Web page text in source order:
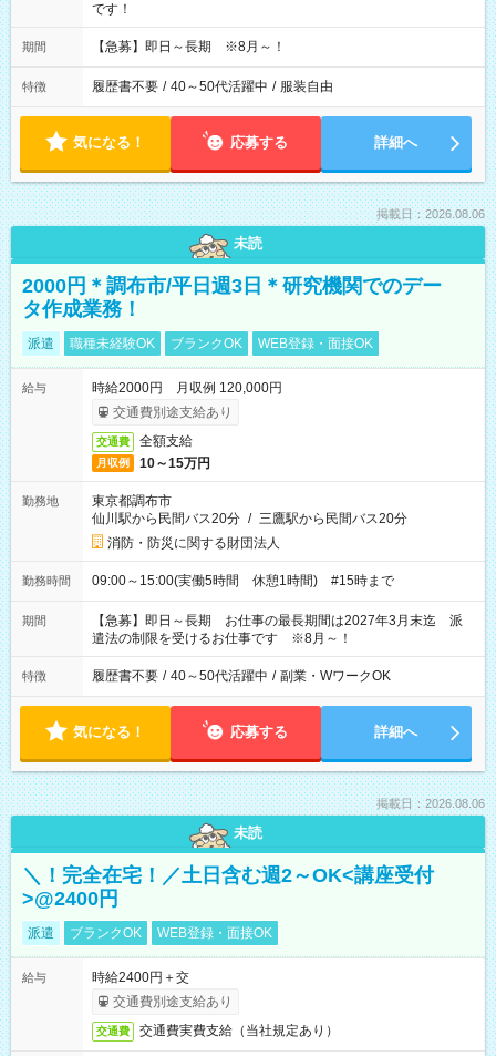
です！
期間 【急募】即日～長期 ※8月～！
特徴 履歴書不要 / 40～50代活躍中 / 服装自由
気になる！ 応募する 詳細へ
掲載日：2026.08.06
未読
2000円＊調布市/平日週3日＊研究機関でのデー
タ作成業務！
派遣 職種未経験OK ブランクOK WEB登録・面接OK
給与
時給2000円 月収例 120,000円
交通費別途支給あり
交通費 全額支給
月収例 10～15万円
勤務地
東京都調布市
仙川駅から民間バス20分 / 三鷹駅から民間バス20分
消防・防災に関する財団法人
勤務時間 09:00～15:00(実働5時間 休憩1時間) #15時まで
期間
【急募】即日～長期 お仕事の最長期間は2027年3月末迄 派
遣法の制限を受けるお仕事です ※8月～！
特徴 履歴書不要 / 40～50代活躍中 / 副業・WワークOK
気になる！ 応募する 詳細へ
掲載日：2026.08.06
未読
＼！完全在宅！／土日含む週2～OK<講座受付
>@2400円
派遣 ブランクOK WEB登録・面接OK
給与
時給2400円＋交
交通費別途支給あり
交通費 交通費実費支給（当社規定あり）